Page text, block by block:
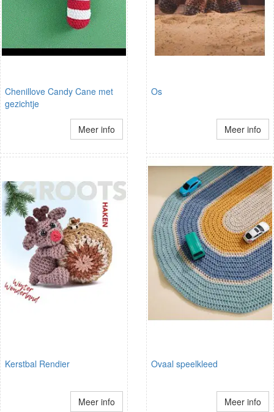
Chenillove Candy Cane met
gezichtje
Meer info
Os
Meer info
Kerstbal Rendier
Meer info
Ovaal speelkleed
Meer info